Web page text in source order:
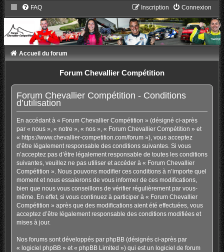
FAQ Connexion
Inscription
Accueil du forum
Forum Chevallier Compétition
Forum Chevallier Compétition - Conditions
d’utilisation
En accédant à « Forum Chevallier Compétition » (désigné ci-après
par « nous », « notre », « nos », « Forum Chevallier Compétition » et
« https://www.chevallier-competition.com/forum »), vous acceptez
d’être légalement responsable des conditions suivantes. Si vous
n’acceptez pas d’être légalement responsable de toutes les conditions
suivantes, veuillez ne pas utiliser et accéder à « Forum Chevallier
Compétition ». Nous pouvons modifier ces conditions à n’importe quel
moment et nous essaierons de vous informer de ces modifications,
bien que nous vous conseillons de vérifier régulièrement par vous-
même. En effet, si vous continuez à participer à « Forum Chevallier
Compétition » après que des modifications aient été effectuées, vous
acceptez d’être légalement responsable des conditions modifiées et
mises à jour.
Nos forums sont développés par phpBB (désignés ci-après par
« logiciel phpBB » et « phpBB Limited ») qui est un logiciel de forum